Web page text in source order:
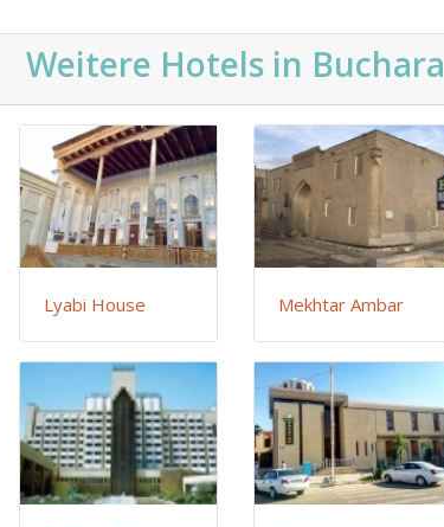
Weitere Hotels in Buchara
Lyabi House Mekhtar Ambar